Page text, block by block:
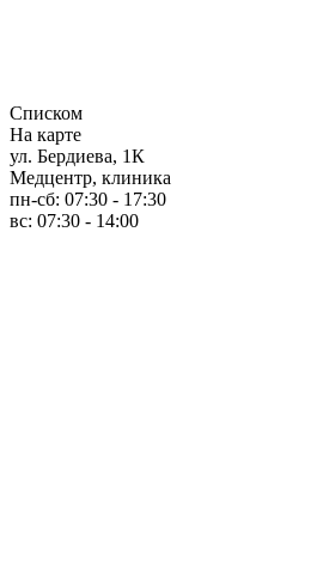
Списком
На карте
ул. Бердиева, 1К
Медцентр, клиника
пн-сб: 07:30 - 17:30
вс: 07:30 - 14:00